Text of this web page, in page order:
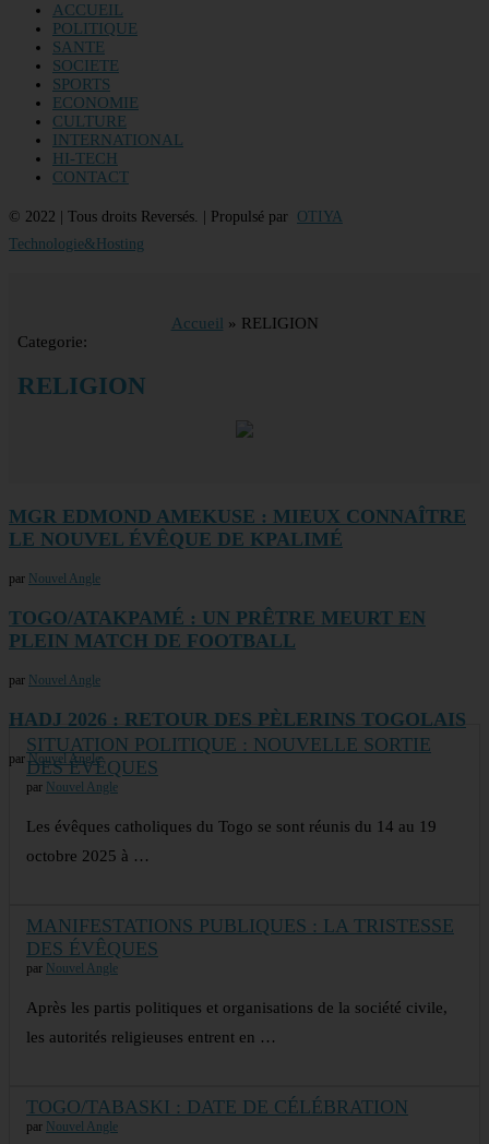
ACCUEIL
POLITIQUE
SANTE
SOCIETE
SPORTS
ECONOMIE
CULTURE
INTERNATIONAL
HI-TECH
CONTACT
© 2022 | Tous droits Reversés. | Propulsé par OTIYA
Technologie&Hosting
Accueil » RELIGION
Categorie:
RELIGION
MGR EDMOND AMEKUSE : MIEUX CONNAÎTRE
LE NOUVEL ÉVÊQUE DE KPALIMÉ
par Nouvel Angle
TOGO/ATAKPAMÉ : UN PRÊTRE MEURT EN
PLEIN MATCH DE FOOTBALL
par Nouvel Angle
HADJ 2026 : RETOUR DES PÈLERINS TOGOLAIS
parNouvel Angle
SITUATION POLITIQUE : NOUVELLE SORTIE
DES ÉVÊQUES
par Nouvel Angle
Les évêques catholiques du Togo se sont réunis du 14 au 19
octobre 2025 à …
MANIFESTATIONS PUBLIQUES : LA TRISTESSE
DES ÉVÊQUES
par Nouvel Angle
Après les partis politiques et organisations de la société civile,
les autorités religieuses entrent en …
TOGO/TABASKI : DATE DE CÉLÉBRATION
par Nouvel Angle